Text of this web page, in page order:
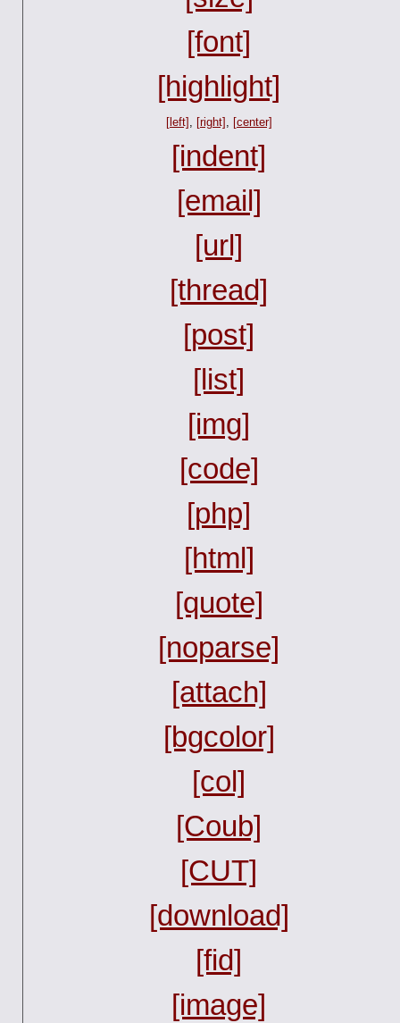
[font]
[highlight]
[left] , [right] , [center]
[indent]
[email]
[url]
[thread]
[post]
[list]
[img]
[code]
[php]
[html]
[quote]
[noparse]
[attach]
[bgcolor]
[col]
[Coub]
[CUT]
[download]
[fid]
[image]